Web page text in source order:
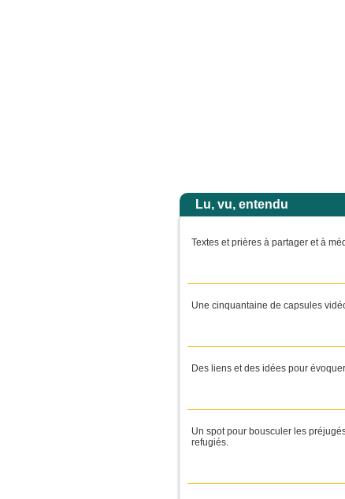
virent plus personne, sinon lui, Jésus, seul. En descendant de la
Lu, vu, entendu
Textes et prières à partager et à
Une cinquantaine de capsules
Des liens et des idées pour
Un spot pour bousculer les
refugiés.